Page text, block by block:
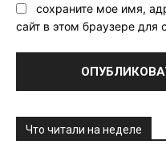
сохраните мое имя,
сайт в этом браузере
Что читали на неделе